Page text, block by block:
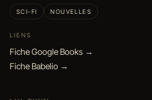
SCI-FI NOUVELLES
LIENS
Fiche Google Books →
Fiche Babelio →